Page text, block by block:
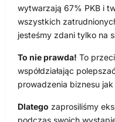
wytwarzają 67% PKB i
wszystkich
jesteśmy zdani tylko na
To nie prawda! To
współdziałając
prowadzenia biznesu
Dlatego zaprosiliśmy
podczas swoich